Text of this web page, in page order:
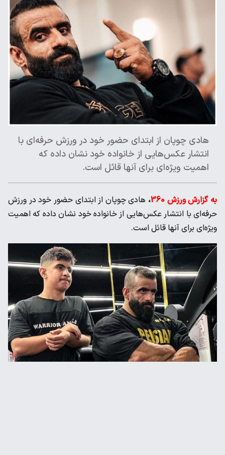
هادی چوپان از ابتدای حضور خود در ورزش حرفه‌ای با
انتشار عکس‌هایی از خانواده خود نشان داده که
اهمیت ویژه‌ای برای آنها قائل است.
به گزارش ورزش 360 ، هادی چوپان از ابتدای حضور خود در ورزش
حرفه‌ای با انتشار عکس‌هایی از خانواده خود نشان داده که اهمیت
ویژه‌ای برای آنها قائل است.